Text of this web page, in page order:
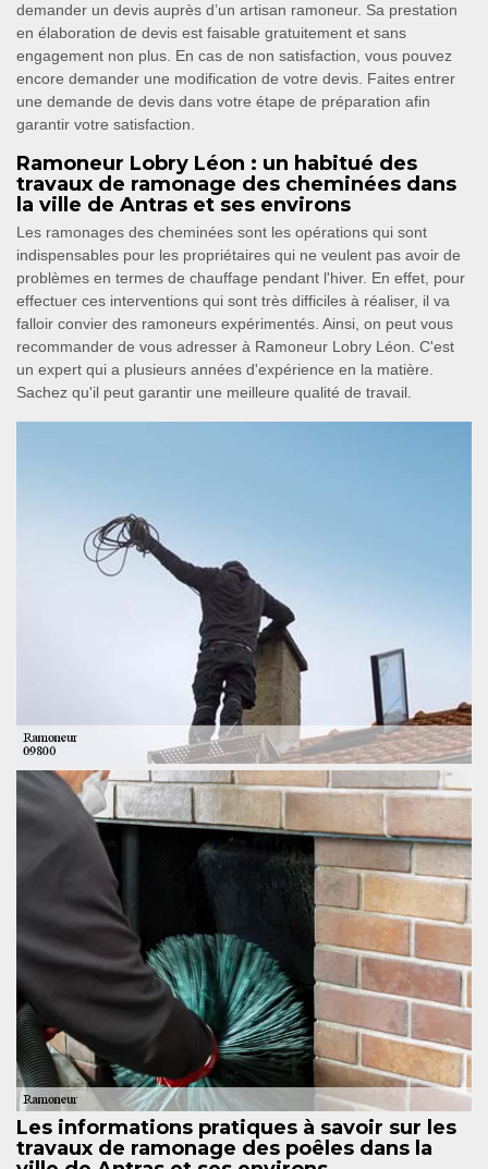
demander un devis auprès d’un artisan ramoneur. Sa prestation
en élaboration de devis est faisable gratuitement et sans
engagement non plus. En cas de non satisfaction, vous pouvez
encore demander une modification de votre devis. Faites entrer
une demande de devis dans votre étape de préparation afin
garantir votre satisfaction.
Ramoneur Lobry Léon : un habitué des
travaux de ramonage des cheminées dans
la ville de Antras et ses environs
Les ramonages des cheminées sont les opérations qui sont
indispensables pour les propriétaires qui ne veulent pas avoir de
problèmes en termes de chauffage pendant l'hiver. En effet, pour
effectuer ces interventions qui sont très difficiles à réaliser, il va
falloir convier des ramoneurs expérimentés. Ainsi, on peut vous
recommander de vous adresser à Ramoneur Lobry Léon. C'est
un expert qui a plusieurs années d'expérience en la matière.
Sachez qu'il peut garantir une meilleure qualité de travail.
Les informations pratiques à savoir sur les
travaux de ramonage des poêles dans la